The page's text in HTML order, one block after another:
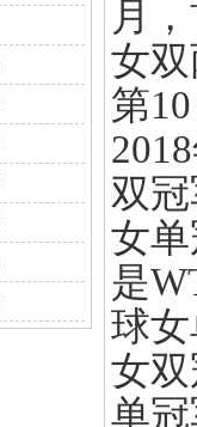
月
女
第10
双
女
是
球
女
单